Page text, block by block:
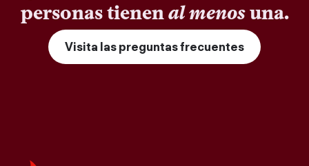
personas tienenal menosuna.
Visita las preguntas frecuentes